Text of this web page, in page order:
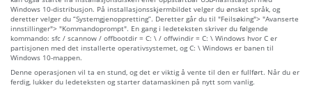
Windows 10-distribusjon. På installasjonsskjermbildet velger du ønsket språk, og
deretter velger du “Systemgjenoppretting”. Deretter går du til "Feilsøking"> "Avanserte
innstillinger"> "Kommandoprompt". En gang i ledeteksten skriver du følgende
kommando: sfc / scannow / offbootdir = C: \ / offwindir = C: \ Windows hvor C er
partisjonen med det installerte operativsystemet, og C: \ Windows er banen til
Windows 10-mappen.
Denne operasjonen vil ta en stund, og det er viktig å vente til den er fullført. Når du er
ferdig, lukker du ledeteksten og starter datamaskinen på nytt som vanlig.